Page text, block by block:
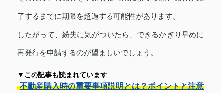
了するまでに期限を超過する可能性があります。
したがって、紛失に気がついたら、できるかぎり早めに
再発行を申請するのが望ましいでしょう。
▼この記事も読まれています
不動産購入時の重要事項説明とは？ポイントと注意